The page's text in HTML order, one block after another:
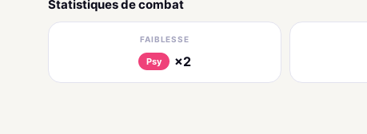
Statistiques de combat
FAIBLESSE
Psy ×2